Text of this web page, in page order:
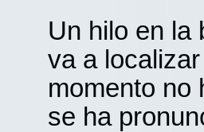
Un hilo en la
va a
momento no
se ha